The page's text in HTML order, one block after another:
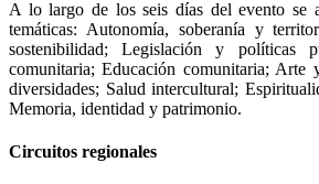
A lo largo de los seis días del evento se
temáticas: Autonomía, soberanía y
sostenibilidad; Legislación y políticas
comunitaria; Educación comunitaria; Arte
diversidades; Salud intercultural;
Memoria, identidad y patrimonio.
Circuitos regionales